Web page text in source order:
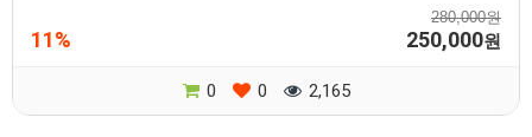
280,000원
11% 250,000원
0 0 2,165